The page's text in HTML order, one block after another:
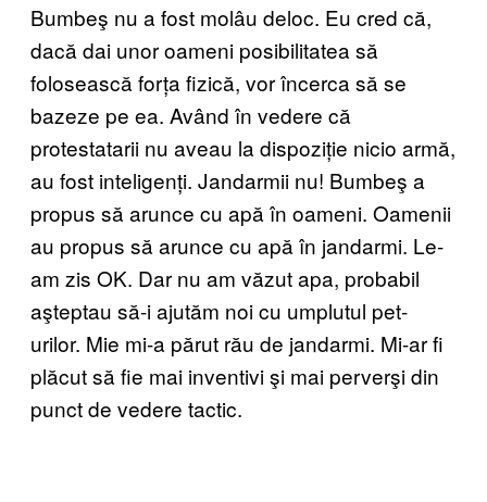
Bumbeş nu a fost molâu deloc. Eu cred că,
dacă dai unor oameni posibilitatea să
folosească forța fizică, vor încerca să se
bazeze pe ea. Având în vedere că
protestatarii nu aveau la dispoziție nicio armă,
au fost inteligenți. Jandarmii nu! Bumbeş a
propus să arunce cu apă în oameni. Oamenii
au propus să arunce cu apă în jandarmi. Le-
am zis OK. Dar nu am văzut apa, probabil
aşteptau să-i ajutăm noi cu umplutul pet-
urilor. Mie mi-a părut rău de jandarmi. Mi-ar fi
plăcut să fie mai inventivi şi mai perverşi din
punct de vedere tactic.